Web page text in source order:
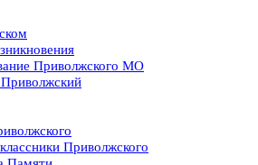
Приволжского МО
Приволжского